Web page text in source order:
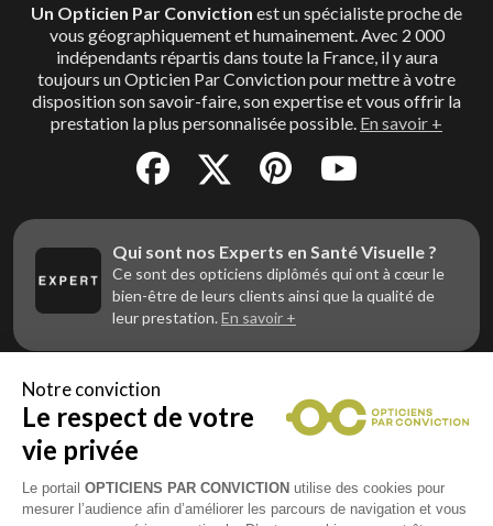
Un Opticien Par Conviction est un spécialiste proche de
vous géographiquement et humainement. Avec 2 000
indépendants répartis dans toute la France, il y aura
toujours un Opticien Par Conviction pour mettre à votre
disposition son savoir-faire, son expertise et vous offrir la
prestation la plus personnalisée possible. En savoir +
Qui sont nos Experts en Santé Visuelle ?
Ce sont des opticiens diplômés qui ont à cœur le
bien-être de leurs clients ainsi que la qualité de
leur prestation. En savoir +
Vous êtes un professionnel de la vue et
vous souhaitez nous rejoindre ?
Contactez Alliance Optic, la centrale d’achats et
d’accompagnement des opticiens indépendants
Notre conviction
Le respect de votre
vie privée
Le portail OPTICIENS PAR CONVICTION utilise des cookies pour
mesurer l’audience afin d’améliorer les parcours de navigation et vous